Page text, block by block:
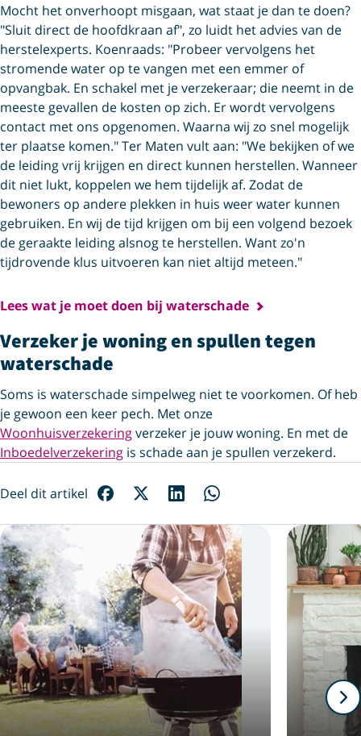
Mocht het onverhoopt misgaan, wat staat je dan te doen?
"Sluit direct de hoofdkraan af", zo luidt het advies van de
herstelexperts. Koenraads: "Probeer vervolgens het
stromende water op te vangen met een emmer of
opvangbak. En schakel met je verzekeraar; die neemt in de
meeste gevallen de kosten op zich. Er wordt vervolgens
contact met ons opgenomen. Waarna wij zo snel mogelijk
ter plaatse komen." Ter Maten vult aan: "We bekijken of we
de leiding vrij krijgen en direct kunnen herstellen. Wanneer
dit niet lukt, koppelen we hem tijdelijk af. Zodat de
bewoners op andere plekken in huis weer water kunnen
gebruiken. En wij de tijd krijgen om bij een volgend bezoek
de geraakte leiding alsnog te herstellen. Want zo'n
tijdrovende klus uitvoeren kan niet altijd meteen."
Lees wat je moet doen bij waterschade
Verzeker je woning en spullen tegen
waterschade
Soms is waterschade simpelweg niet te voorkomen. Of heb
je gewoon een keer pech. Met onze
Woonhuisverzekeringverzeker je jouw woning. En met de
Inboedelverzekering is schade aan je spullen verzekerd.
Deel dit artikel